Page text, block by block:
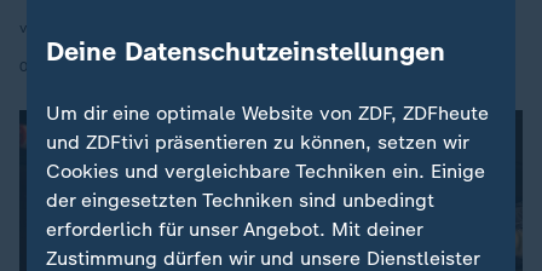
von Dominik Müller-Russell
04.12.2025 | 12:00
Deine Datenschutzeinstellungen
Um dir eine optimale Website von ZDF, ZDFheute
und ZDFtivi präsentieren zu können, setzen wir
Cookies und vergleichbare Techniken ein. Einige
der eingesetzten Techniken sind unbedingt
erforderlich für unser Angebot. Mit deiner
Zustimmung dürfen wir und unsere Dienstleister